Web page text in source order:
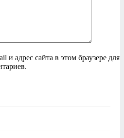
и адрес сайта в этом браузере для